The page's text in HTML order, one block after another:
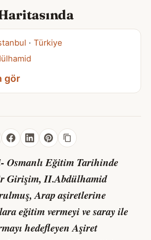
· Türkiye
gör
Osmanlı Eğitim Tarihinde
Girişim, II.Abdülhamid
Arap aşiretlerine
eğitim vermeyi ve saray ile
hedefleyen Aşiret